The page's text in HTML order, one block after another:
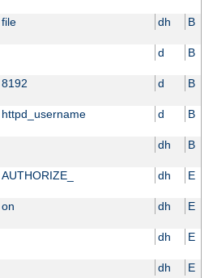
file dh B
d B
8192 d B
httpd_username d B
dh B
AUTHORIZE_ dh E
on dh E
dh E
dh E